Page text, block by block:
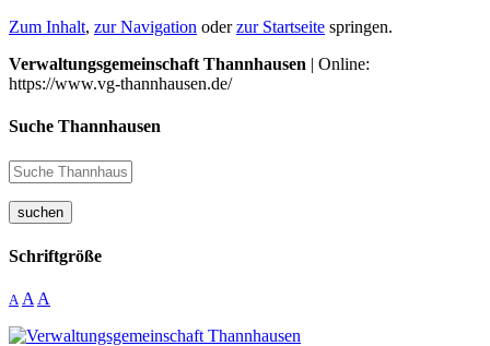
Zum Inhalt, zur Navigation oderzur Startseite springen.
Verwaltungsgemeinschaft Thannhausen | Online:
https://www.vg-thannhausen.de/
Suche Thannhausen
suchen
Schriftgröße
A A A